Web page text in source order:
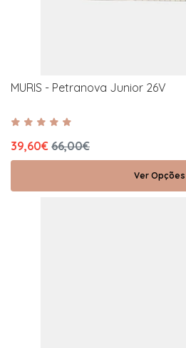
MURIS - Petranova Junior 26V
39,60€ 66,00€
Ver Opções